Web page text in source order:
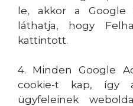
le, akkor a Google
láthatja, hogy
kattintott.
4. Minden Google
cookie-t kap, így
ügyfeleinek